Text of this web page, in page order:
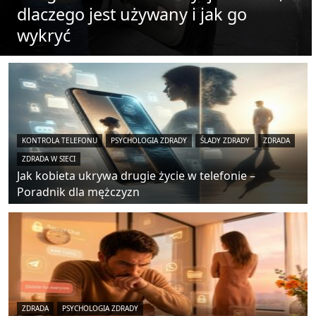
dlaczego jest używany i jak go
wykryć
KONTROLA TELEFONU PSYCHOLOGIA ZDRADY ŚLADY ZDRADY
ZDRADA
ZDRADA W SIECI
Jak kobieta ukrywa drugie życie w telefonie –
Poradnik dla mężczyzn
ZDRADA PSYCHOLOGIA ZDRADY